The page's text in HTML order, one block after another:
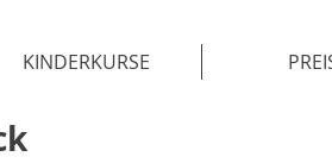
KINDERKURSE